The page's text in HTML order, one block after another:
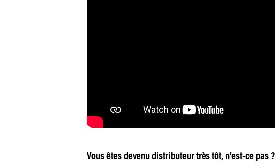
Vous êtes devenu distributeur très tôt, n’est-ce pas ?